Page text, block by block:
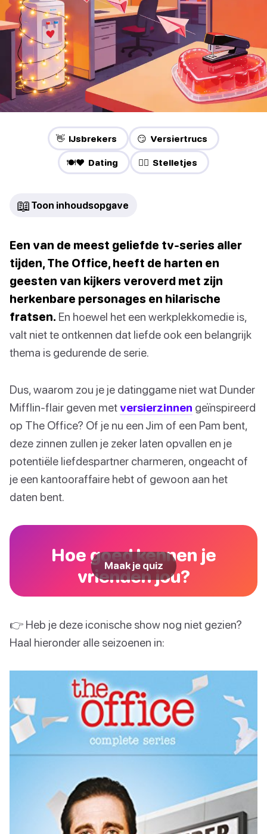
👋 IJsbrekers 😏 Versiertrucs
🍽️❤️ Dating ❤️‍🔥 Stelletjes
📖 Toon inhoudsopgave
Een van de meest geliefde tv-series aller
tijden, The Office, heeft de harten en
geesten van kijkers veroverd met zijn
herkenbare personages en hilarische
fratsen. En hoewel het een werkplekkomedie is,
valt niet te ontkennen dat liefde ook een belangrijk
thema is gedurende de serie.
Dus, waarom zou je je datinggame niet wat Dunder
Mifflin-flair geven met versierzinnen geïnspireerd
op The Office? Of je nu een Jim of een Pam bent,
deze zinnen zullen je zeker laten opvallen en je
potentiële liefdespartner charmeren, ongeacht of
je een kantooraffaire hebt of gewoon aan het
daten bent.
Hoe goed kennen je
vrienden jou?
Maak je quiz
👉 Heb je deze iconische show nog niet gezien?
Haal hieronder alle seizoenen in: